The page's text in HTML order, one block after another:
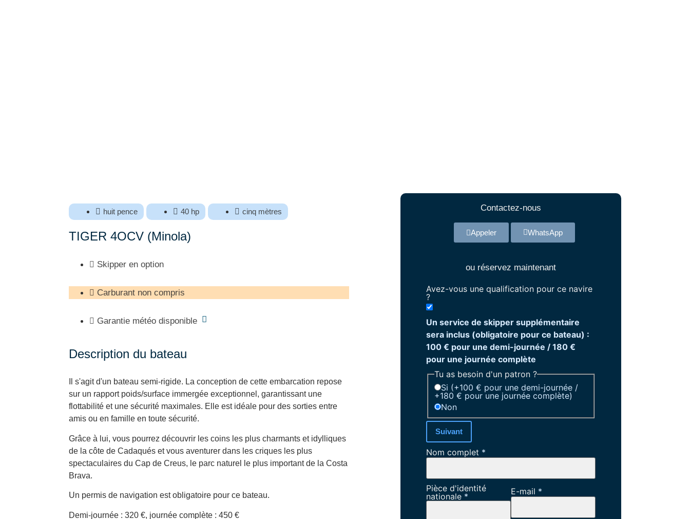
huit pence 40 hp cinq mètres
TIGER 4OCV (Minola)
Skipper en option
Carburant non compris
Garantie météo disponible
Description du bateau
Il s'agit d'un bateau semi-rigide. La conception de cette embarcation repose
sur un rapport poids/surface immergée exceptionnel, garantissant une
flottabilité et une sécurité maximales. Elle est idéale pour des sorties entre
amis ou en famille en toute sécurité.
Grâce à lui, vous pourrez découvrir les coins les plus charmants et idylliques
de la côte de Cadaqués et vous aventurer dans les criques les plus
spectaculaires du Cap de Creus, le parc naturel le plus important de la Costa
Brava.
Un permis de navigation est obligatoire pour ce bateau.
Demi-journée : 320 €, journée complète : 450 €
Contactez-nous
Appeler WhatsApp
ou réservez maintenant
Avez-vous une qualification pour ce navire
?
Un service de skipper supplémentaire
sera inclus (obligatoire pour ce bateau) :
100 € pour une demi-journée / 180 €
pour une journée complète
Tu as besoin d'un patron ?
Si (+100 € pour une demi-journée /
+180 € pour une journée complète)
Non
Suivant
Nom complet *
Pièce d'identité
nationale *
E-mail *